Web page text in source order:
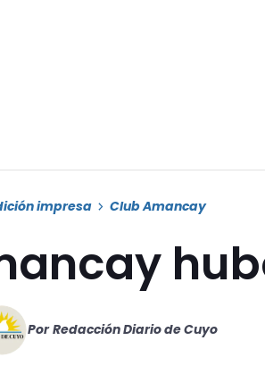
impresa Club Amancay
Por Redacción Diario de Cuyo